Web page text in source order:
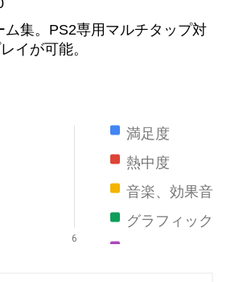
集。PS2専用マルチタップ対
イが可能。
満足度
熱中度
音楽、効果音
グラフィック
6